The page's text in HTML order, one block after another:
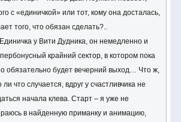
с «единичкой» или тот, кому она досталась,
того, что обязан сделать?..
у Вити Дудника, он немедленно и
крайний сектор, в котором пока
обязательно будет вечерний выход… Что ж,
что случается, вдруг у счастливчика не
начала клева. Старт – я уже не
в найденную приманку и анимацию,